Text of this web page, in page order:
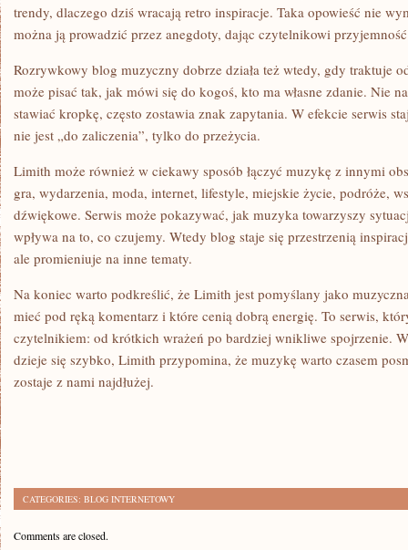
trendy, dlaczego dziś wracają retro inspiracje. Taka opowieść nie
można ją prowadzić przez anegdoty, dając czytelnikowi
Rozrywkowy blog muzyczny dobrze działa też wtedy, gdy traktuje
może pisać tak, jak mówi się do kogoś, kto ma własne zdanie. Nie
stawiać kropkę, często zostawia znak zapytania. W efekcie serwis
nie jest „do zaliczenia”, tylko do przeżycia.
Limith może również w ciekawy sposób łączyć muzykę z innymi
gra, wydarzenia, moda, internet, lifestyle, miejskie życie, podróże,
dźwiękowe. Serwis może pokazywać, jak muzyka towarzyszy
wpływa na to, co czujemy. Wtedy blog staje się przestrzenią
ale promieniuje na inne tematy.
Na koniec warto podkreślić, że Limith jest pomyślany jako
mieć pod ręką komentarz i które cenią dobrą energię. To serwis,
czytelnikiem: od krótkich wrażeń po bardziej wnikliwe spojrzenie.
dzieje się szybko, Limith przypomina, że muzykę warto czasem
zostaje z nami najdłużej.
CATEGORIES: BLOG INTERNETOWY
Comments are closed.